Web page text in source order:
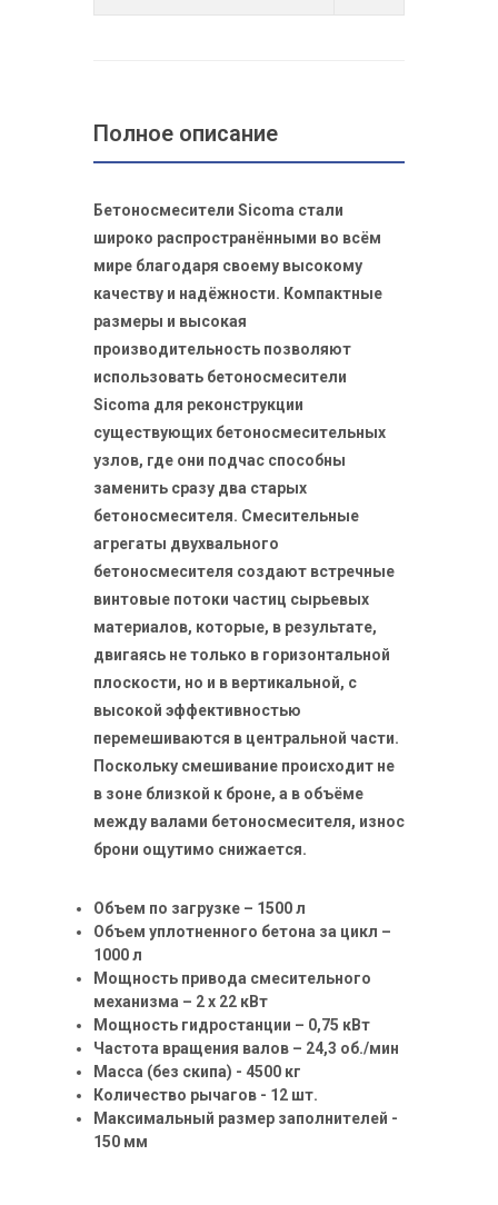
Полное описание
Бетоносмесители Sicoma стали
широко распространёнными во всём
мире благодаря своему высокому
качеству и надёжности. Компактные
размеры и высокая
производительность позволяют
использовать бетоносмесители
Sicoma для реконструкции
существующих бетоносмесительных
узлов, где они подчас способны
заменить сразу два старых
бетоносмесителя. Смесительные
агрегаты двухвального
бетоносмесителя создают встречные
винтовые потоки частиц сырьевых
материалов, которые, в результате,
двигаясь не только в горизонтальной
плоскости, но и в вертикальной, с
высокой эффективностью
перемешиваются в центральной части.
Поскольку смешивание происходит не
в зоне близкой к броне, а в объёме
между валами бетоносмесителя, износ
брони ощутимо снижается.
Объем по загрузке – 1500 л
Объем уплотненного бетона за цикл –
1000 л
Мощность привода смесительного
механизма – 2 х 22 кВт
Мощность гидростанции – 0,75 кВт
Частота вращения валов – 24,3 об./мин
Масса (без скипа) - 4500 кг
Количество рычагов - 12 шт.
Максимальный размер заполнителей -
150 мм